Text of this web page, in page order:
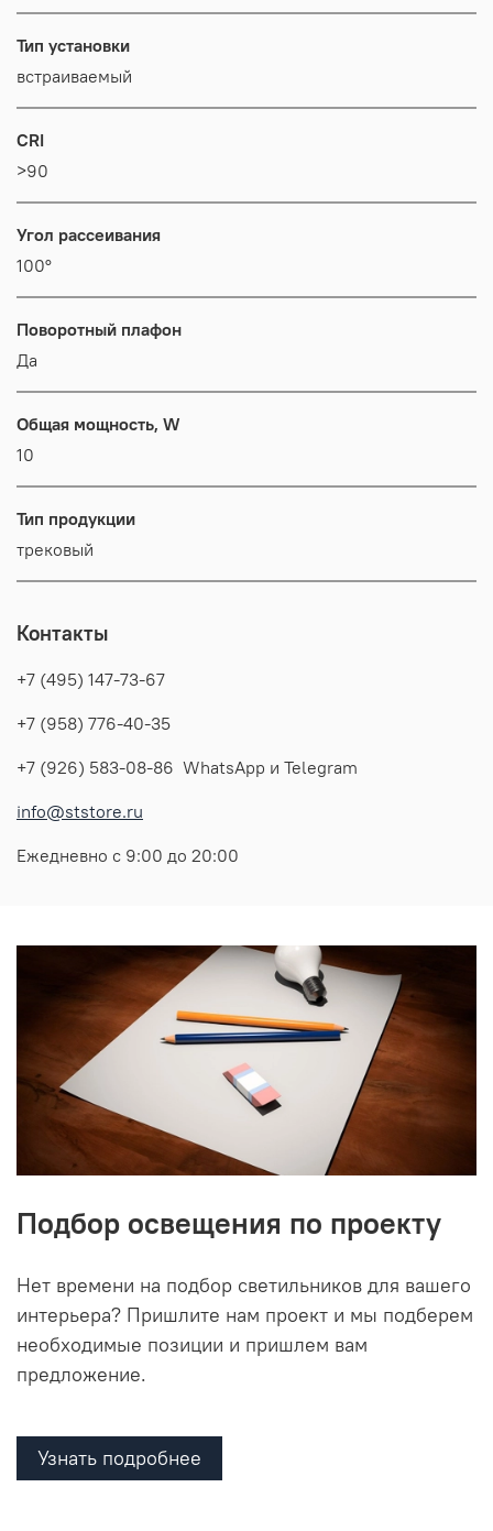
Тип установки
встраиваемый
CRI
>90
Угол рассеивания
100°
Поворотный плафон
Да
Общая мощность, W
10
Тип продукции
трековый
Контакты
+7 (495) 147-73-67
+7 (958) 776-40-35
+7 (926) 583-08-86 WhatsApp и Telegram
info@ststore.ru
Ежедневно с 9:00 до 20:00
Подбор освещения по проекту
Нет времени на подбор светильников для вашего
интерьера? Пришлите нам проект и мы подберем
необходимые позиции и пришлем вам
предложение.
Узнать подробнее